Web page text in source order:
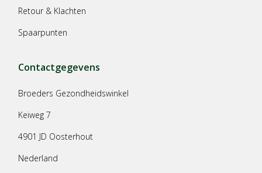
Retour & Klachten
Spaarpunten
Contactgegevens
Broeders Gezondheidswinkel
Keiweg 7
4901 JD Oosterhout
Nederland